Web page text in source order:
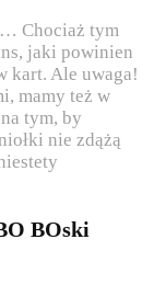
Chociaż tym
jaki powinien
kart. Ale uwaga!
mamy też w
tym, by
nie zdążą
BOski